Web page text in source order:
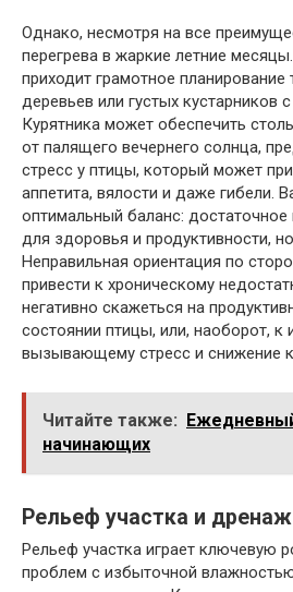
Однако, несмотря на все
перегрева в жаркие летние
приходит грамотное
деревьев или густых кустарников
Курятника может обеспечить
от палящего вечернего солнца,
стресс у птицы, который может
аппетита, вялости и даже гибели.
оптимальный баланс:
для здоровья и продуктивности,
Неправильная ориентация по
привести к хроническому
негативно скажеться на
состоянии птицы, или, наоборот, к
вызывающему стресс и снижение
Читайте также:
начинающих
Рельеф участка и дренаж
Рельеф участка играет ключевую
проблем с избыточной